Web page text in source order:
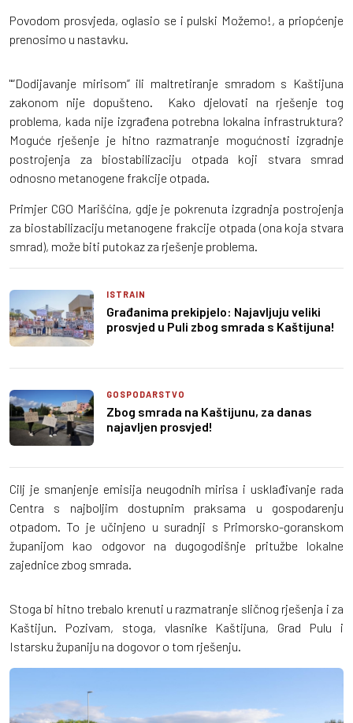
Povodom prosvjeda, oglasio se i pulski Možemo!, a priopćenje
prenosimo u nastavku.
"“Dodijavanje mirisom” ili maltretiranje smradom s Kaštijuna
zakonom nije dopušteno. Kako djelovati na rješenje tog
problema, kada nije izgrađena potrebna lokalna infrastruktura?
Moguće rješenje je hitno razmatranje mogućnosti izgradnje
postrojenja za biostabilizaciju otpada koji stvara smrad
odnosno metanogene frakcije otpada.
Primjer CGO Marišćina, gdje je pokrenuta izgradnja postrojenja
za biostabilizaciju metanogene frakcije otpada (ona koja stvara
smrad), može biti putokaz za rješenje problema.
ISTRAIN
Građanima prekipjelo: Najavljuju veliki
prosvjed u Puli zbog smrada s Kaštijuna!
GOSPODARSTVO
Zbog smrada na Kaštijunu, za danas
najavljen prosvjed!
Cilj je smanjenje emisija neugodnih mirisa i usklađivanje rada
Centra s najboljim dostupnim praksama u gospodarenju
otpadom. To je učinjeno u suradnji s Primorsko-goranskom
županijom kao odgovor na dugogodišnje pritužbe lokalne
zajednice zbog smrada.
Stoga bi hitno trebalo krenuti u razmatranje sličnog rješenja i za
Kaštijun. Pozivam, stoga, vlasnike Kaštijuna, Grad Pulu i
Istarsku županiju na dogovor o tom rješenju.